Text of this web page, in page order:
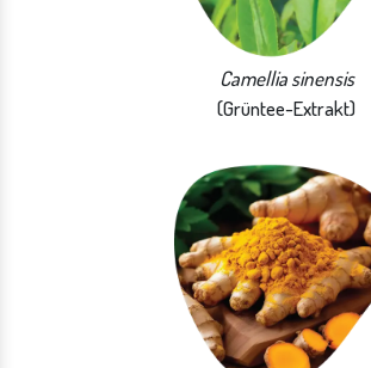
Camellia sinensis
(Grüntee-Extrakt)